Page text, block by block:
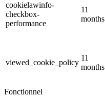
cookielawinfo-
checkbox-
performance
11
months
viewed_cookie_policy
11
months
Fonctionnel